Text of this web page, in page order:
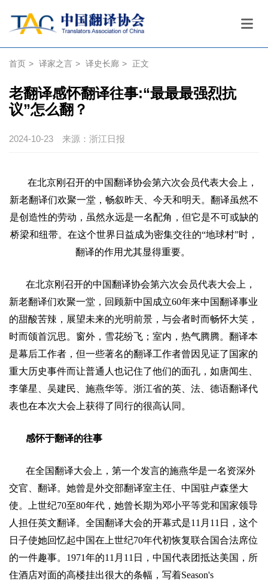
首页 > 译家之言 > 译史长廊 > 正文
老翻译感怀翻译往事:“最最最强烈抗
议”怎么翻？
2024-10-23 来源：浙江日报
在北京刚召开的中国翻译协会第六次会员代表大会上，
新老翻译们欢聚一堂，畅叙昨天、今天和明天。翻译虽然不
是创造性的劳动，虽然永远是一名配角，但它是不可或缺的
桥梁和纽带。在这个世界日益成为密集交往的“地球村”时，
翻译的作用尤其显得重要。
在北京刚召开的中国翻译协会第六次会员代表大会上，
新老翻译们欢聚一堂，回顾新中国成立60年来中国翻译事业
的甜酸苦辣，展望未来的光明前景，与会者时而畅怀大笑，
时而颌首沉思。窗外，雪花纷飞；室内，热气腾腾。翻译本
是幕后工作者，但一些著名的翻译工作者曾因见证了国家的
重大历史事件而让普通人也记住了他们的面孔，如唐闻生、
李肇星、吴建民、施燕华等。浙江省的英、法、德语翻译代
表也在本次大会上获得了同行的很高认同。
感怀于翻译的往事
在全国翻译大会上，第一个发言的施燕华是一名资深外
交官、翻译。她曾是外交部翻译室主任、中国驻卢森堡大
使。上世纪70至80年代，她曾长期为邓小平等党和国家领导
人担任英文翻译。全国翻译大会的开幕式是11 月 11 日
，这个
日子使她回忆起中国在上世纪70年代初恢复联合国合法席位
的一件趣事。 1971年的11 月 11 日
，中国代表团抵达美国，所
住酒店对面的高楼挂出很大的条幅，写着Season's